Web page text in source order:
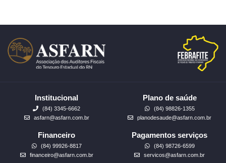
Institucional
(84) 3345-6662
asfarn@asfarn.com.br
Plano de saúde
(84) 98826-1355
planodesaude@asfarn.com.br
Financeiro
(84) 99926-8817
financeiro@asfarn.com.br
Pagamentos serviços
(84) 98726-6599
servicos@asfarn.com.br